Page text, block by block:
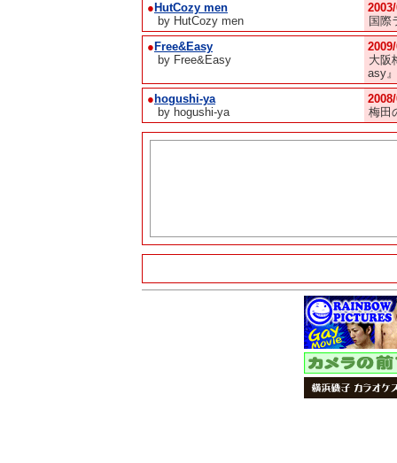
● HutCozy men
by HutCozy men
国際
● Free&Easy
by Free&Easy
大阪
asy
● hogushi-ya
by hogushi-ya
梅田